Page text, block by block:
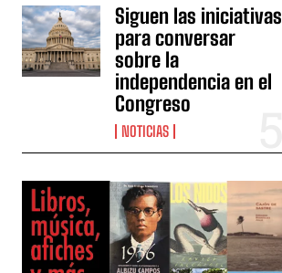
Siguen las iniciativas
para conversar
sobre la
independencia en el
Congreso
NOTICIAS